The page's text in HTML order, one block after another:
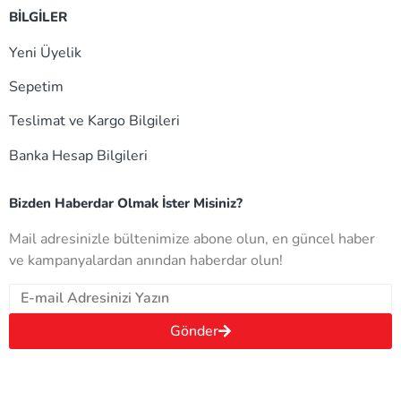
BİLGİLER
Yeni Üyelik
Sepetim
Teslimat ve Kargo Bilgileri
Banka Hesap Bilgileri
Bizden Haberdar Olmak İster Misiniz?
Mail adresinizle bültenimize abone olun, en güncel haber
ve kampanyalardan anından haberdar olun!
Gönder